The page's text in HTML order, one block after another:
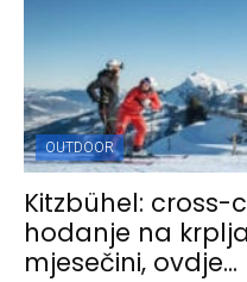
OUTDOOR
Kitzbühel: cross-
hodanje na
mjesečini, ovdje...